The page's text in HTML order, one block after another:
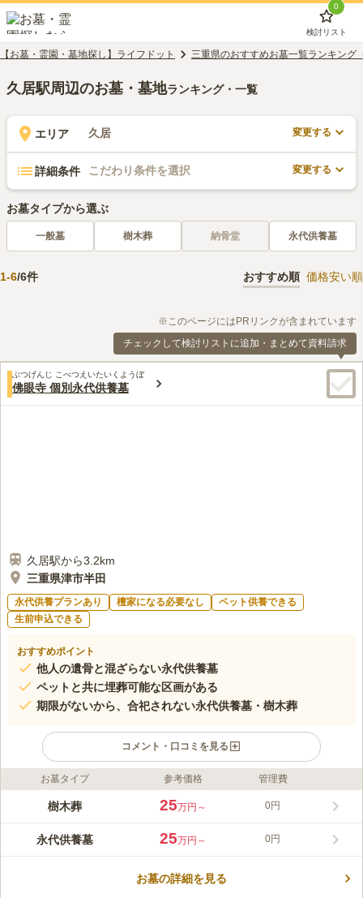
0
検討リスト
【お墓・霊園・墓地探し】ライフドット 三重県のおすすめお墓一覧ランキング
久居駅周辺のお墓・墓地ランキング・一覧
エリア 久居 変更する
詳細条件 こだわり条件を選択 変更する
お墓タイプから選ぶ
一般墓 樹木葬 納骨堂 永代供養墓
1-6/6件 おすすめ順 価格安い順
※このページにはPRリンクが含まれています
チェックして検討リストに追加・まとめて資料請求
ぶつげんじ こべつえいたいくようぼ
佛眼寺 個別永代供養墓
久居駅から3.2km
三重県津市半田
永代供養プランあり 檀家になる必要なし
ペット供養できる
生前申込できる
おすすめポイント
他人の遺骨と混ざらない永代供養墓
ペットと共に埋葬可能な区画がある
期限がないから、合祀されない永代供養墓・樹木葬
コメント・口コミを見る
ライフドット編集部のコメント
佛眼寺 個別永代供養墓は、三重県津市にあるお寺が運営してい
す。日蓮宗の寺院ですが、永代供養墓は宗旨宗派が違っても申し
込むことができます。お墓の管理・供養は佛眼寺が永代に渡って
話をする後継者がいない方でも安心して利用できる魅力がありま
お墓タイプ 参考価格 管理費
樹木葬 25万円～ 0円
永代供養墓 25万円～ 0円
お墓の詳細を見る